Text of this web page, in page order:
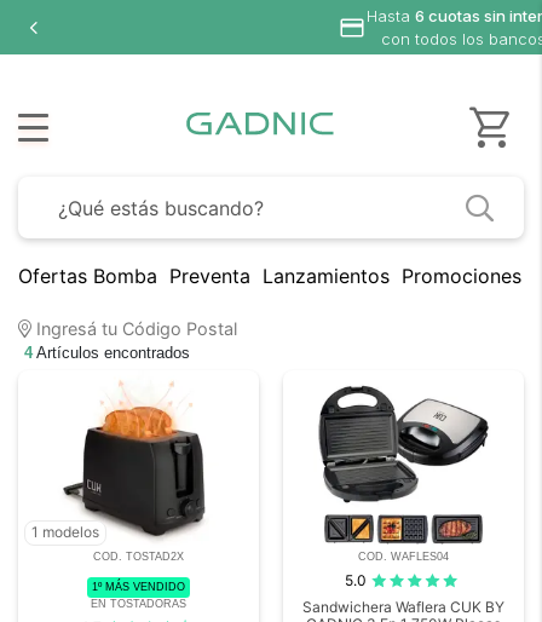
Hasta 6 cuotas sin
con todos los
Ofertas Bomba Preventa Lanzamientos Promociones
Ingresá tu Código Postal
4Artículos encontrados
1 modelos
COD. TOSTAD2X
1º MÁS VENDIDO
EN TOSTADORAS
COD. WAFLES04
5.0
Sandwichera Waflera CUK BY